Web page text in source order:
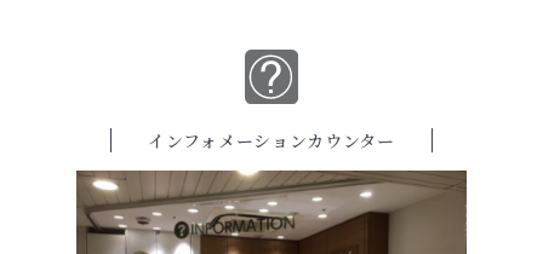
インフォメーションカウンター